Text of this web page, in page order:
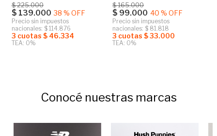
$ 225.000
$ 139.000 38 % OFF
Precio sin impuestos
nacionales: $ 114.876
3 cuotas $ 46.334
TEA: 0%
$ 165.000
$ 99.000 40 % OFF
Precio sin impuestos
nacionales: $ 81.818
3 cuotas $ 33.000
TEA: 0%
Conocé nuestras marcas